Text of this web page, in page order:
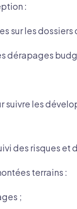
:
sur les
dérapages
suivre les
des risques et
terrains :
;